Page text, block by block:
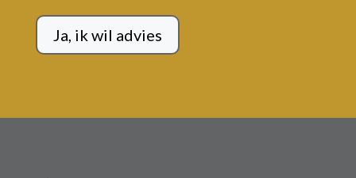
Ja, ik wil advies